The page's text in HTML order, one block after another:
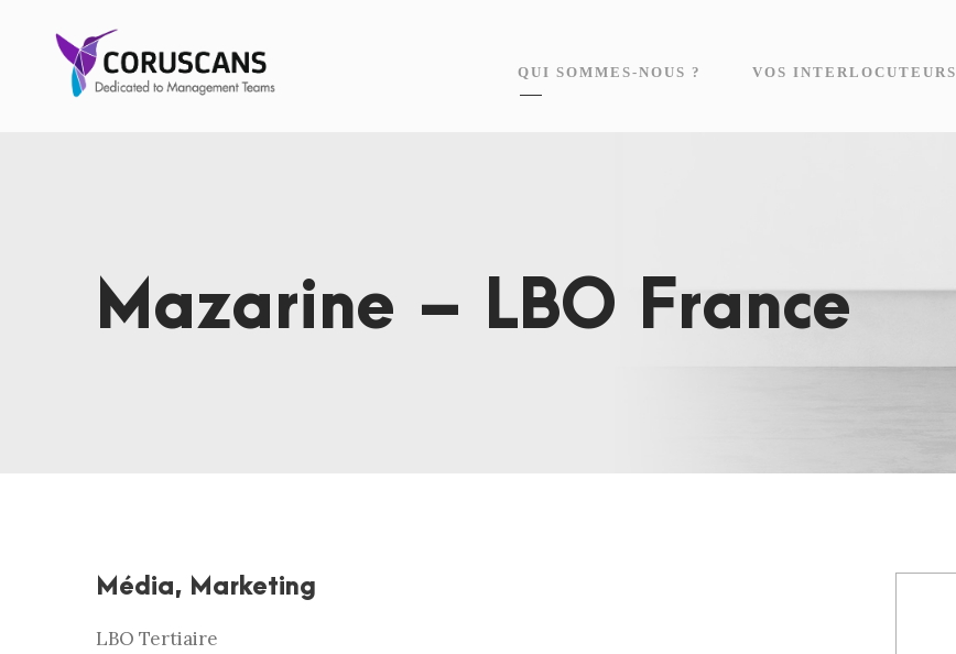
QUI SOMMES-NOUS ? VOS INTERLOCUTEURS
Mazarine – LBO France
Média, Marketing
LBO Tertiaire